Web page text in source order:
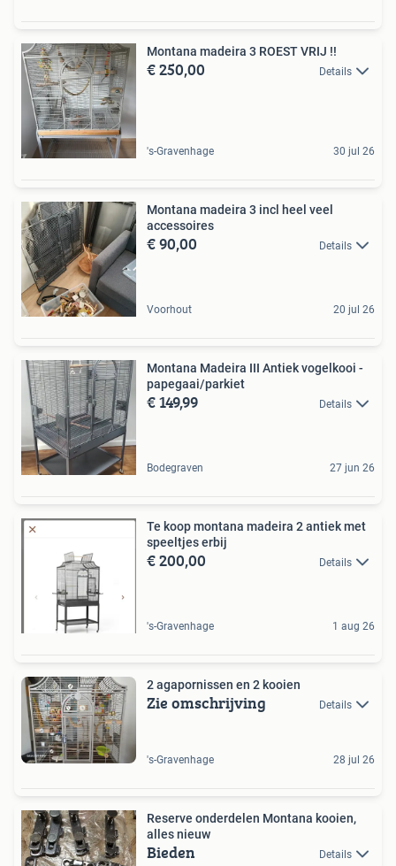
Montana madeira 3 ROEST VRIJ !!
€ 250,00 Details
's-Gravenhage 30 jul 26
Montana madeira 3 incl heel veel
accessoires
€ 90,00 Details
Voorhout 20 jul 26
Montana Madeira III Antiek vogelkooi -
papegaai/parkiet
€ 149,99 Details
Bodegraven 27 jun 26
Te koop montana madeira 2 antiek met
speeltjes erbij
€ 200,00 Details
's-Gravenhage 1 aug 26
2 agapornissen en 2 kooien
Zie omschrijving Details
's-Gravenhage 28 jul 26
Reserve onderdelen Montana kooien,
alles nieuw
Bieden Details